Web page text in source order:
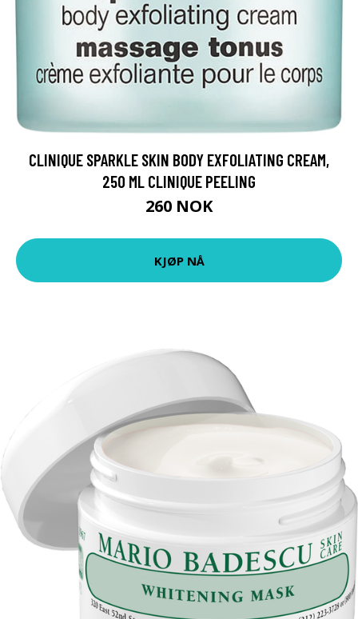
CLINIQUE SPARKLE SKIN BODY EXFOLIATING CREAM,
250 ML CLINIQUE PEELING
260 NOK
KJØP NÅ